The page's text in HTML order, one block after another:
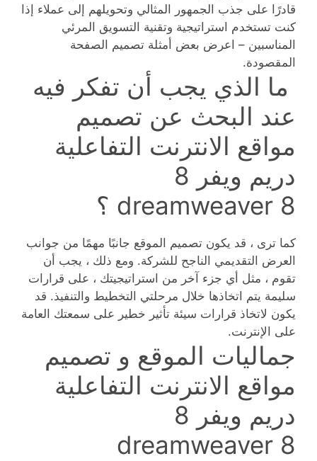
قادرًا على جذب الجمهور المثالي وتحويلهم إلى عملاء إذا
كنت تستخدم استراتيجية وتقنية التسويق المرئي
المناسبين – اعرض بعض أمثلة تصميم الصفحة
المقصودة.
ما الذي يجب أن تفكر فيه
عند البحث عن تصميم
مواقع الانترنت التفاعلية
دريم ويفر 8
dreamweaver 8 ؟
كما ترى ، قد يكون تصميم الموقع جانبًا مهمًا من جوانب
العرض التقديمي الناجح للشركة. ومع ذلك ، يجب أن
تقوم ، مثل أي جزء آخر من استراتيجيتك ، على قرارات
سليمة يتم اتخاذها خلال مرحلتي التخطيط والتنفيذ. قد
يكون لاتخاذ قرارات سيئة تأثير خطير على سمعتك العامة
على الإنترنت.
جماليات الموقع و تصميم
مواقع الانترنت التفاعلية
دريم ويفر 8
dreamweaver 8